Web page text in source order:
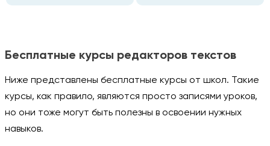
Бесплатные курсы редакторов текстов
Ниже представлены бесплатные курсы от школ. Такие
курсы, как правило, являются просто записями уроков,
но они тоже могут быть полезны в освоении нужных
навыков.